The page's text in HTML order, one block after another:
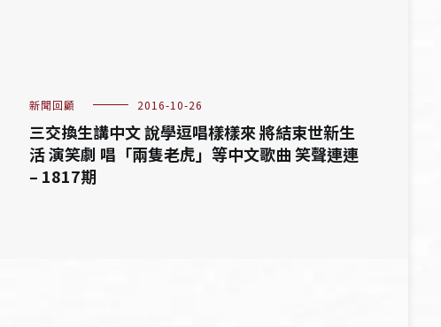
新聞回顧 2016-10-26
三交換生講中文 說學逗唱樣樣來 將結束世新生
活 演笑劇 唱「兩隻老虎」等中文歌曲 笑聲連連
– 1817期